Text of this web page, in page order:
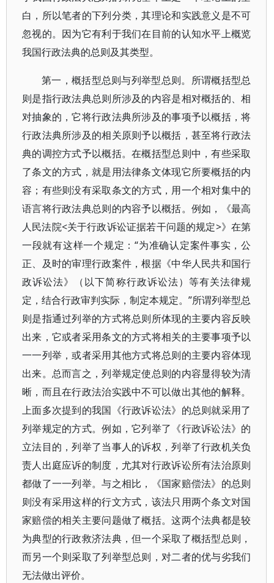
白，所以笔者的下列分类，其理论和实践意义是不可
忽视的。因为它有利于我们在目前的认知水平上概览
我国行政法典的总则及其类型。
第一，概括型总则与列举型总则。所谓概括型总
则是指行政法典总则所涉及的内容是相对概括的、相
对抽象的，它将行政法典所涉及的事项予以概括，将
行政法典所涉及的相关原则予以概括，甚至将行政法
典的调控方式予以概括。在概括型总则中，有些采取
了条文的方式，就是用法律条文体现它所要概括的内
容；有些则没有采取条文的方式，用一个相对集中的
语言将行政法典总则的内容予以概括。例如，《最高
人民法院<关于行政诉讼证据若干问题的规定>》在第
一段就有这样一个规定：“为准确认定案件事实，公
正、及时的审理行政案件，根据《中华人民共和国行
政诉讼法》（以下简称行政诉讼法）等有关法律规
定，结合行政审判实际，制定本规定。”所谓列举型总
则是指通过列举的方式将总则所体现的主要内容反映
出来，它或者采用条文的方式将相关的主要事项予以
一一列举，或者采用其他方式将总则的主要内容体现
出来。总而言之，列举规定使总则的内容显得较为清
晰，而且在行政法治实践中不可以做出其他的解释。
上面多次提到的我国《行政诉讼法》的总则就采用了
列举规定的方式。例如，它列举了《行政诉讼法》的
立法目的，列举了当事人的诉权，列举了行政机关负
责人出庭应诉的制度，尤其对行政诉讼所有法治原则
都做了一一列举。与之相比，《国家赔偿法》的总则
则没有采用这样的行文方式，该法只用两个条文对国
家赔偿的相关主要问题做了概括。这两个法典都是较
为典型的行政救济法典，但一个采取了概括型总则，
而另一个则采取了列举型总则，对二者的优与劣我们
无法做出评价。